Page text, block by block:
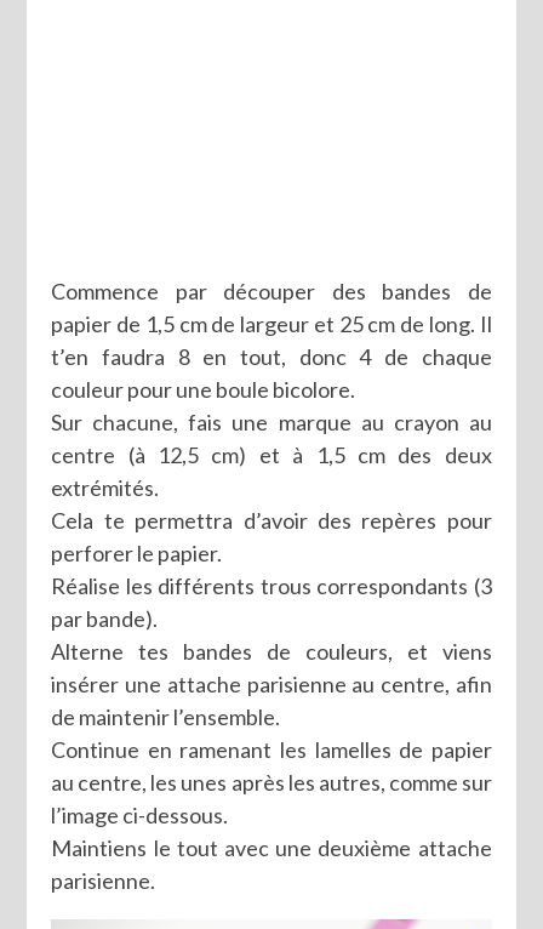
Commence par découper des bandes de
papier de 1,5 cm de largeur et 25 cm de long. Il
t’en faudra 8 en tout, donc 4 de chaque
couleur pour une boule bicolore.
Sur chacune, fais une marque au crayon au
centre (à 12,5 cm) et à 1,5 cm des deux
extrémités.
Cela te permettra d’avoir des repères pour
perforer le papier.
Réalise les différents trous correspondants (3
par bande).
Alterne tes bandes de couleurs, et viens
insérer une attache parisienne au centre, afin
de maintenir l’ensemble.
Continue en ramenant les lamelles de papier
au centre, les unes après les autres, comme sur
l’image ci-dessous.
Maintiens le tout avec une deuxième attache
parisienne.